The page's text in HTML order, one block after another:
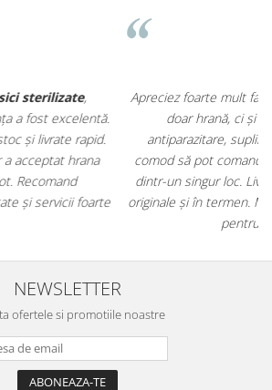
faptul că peehranaanimale.rogăsesc nu
și produse dinfarmacia veterinară:
și soluții de îngrijire. Este foarte
tot ce am nevoie pentru animalul meu
a fost rapidă, iar produsele au fost
Magazin serios, bine organizat și foarte util
NEWSLETTER
ofertele si promotiile noastre